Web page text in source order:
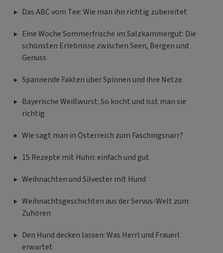
Das ABC vom Tee: Wie man ihn richtig zubereitet
Eine Woche Sommerfrische im Salzkammergut: Die
schönsten Erlebnisse zwischen Seen, Bergen und
Genuss
Spannende Fakten über Spinnen und ihre Netze
Bayerische Weißwurst: So kocht und isst man sie
richtig
Wie sagt man in Österreich zum Faschingsnarr?
15 Rezepte mit Huhn: einfach und gut
Weihnachten und Silvester mit Hund
Weihnachtsgeschichten aus der Servus-Welt zum
Zuhören
Den Hund decken lassen: Was Herrl und Frauerl
erwartet